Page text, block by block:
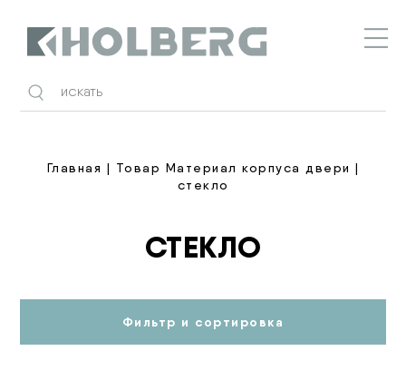
Главная | Товар Материал корпуса двери |
стекло
СТЕКЛО
Фильтр и сортировка